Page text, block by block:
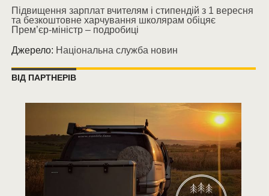
Підвищення зарплат вчителям і стипендій з 1 вересня
та безкоштовне харчування школярам обіцяє
Прем’єр-міністр – подробиці
Джерело: Національна служба новин
ВІД ПАРТНЕРІВ